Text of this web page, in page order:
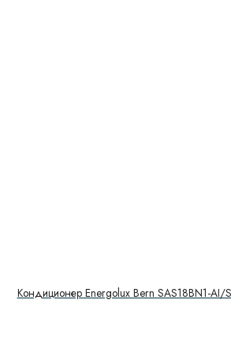
Кондиционер Energolux Bern SAS18BN1-AI/